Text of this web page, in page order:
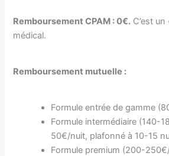
Remboursement CPAM : 0€. C’est
médical.
Remboursement mutuelle :
Formule entrée de gamme
Formule intermédiaire (140-
50€/nuit, plafonné à 10-15
Formule premium (200-